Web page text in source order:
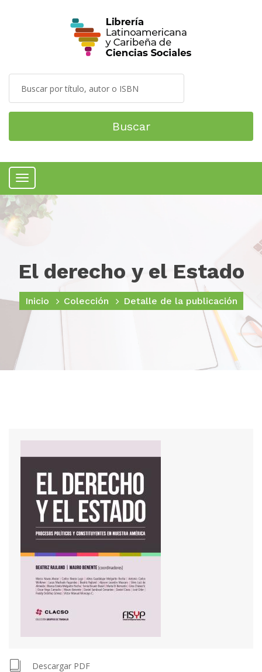
Buscar
Menú
El derecho y el Estado
Inicio Colección Detalle de la publicación
Descargar PDF